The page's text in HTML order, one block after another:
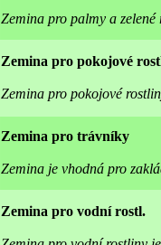
Zemina pro palmy a
Zemina pro pokojové
Zemina pro pokojové
Zemina pro trávníky
Zemina je vhodná pro
Zemina pro vodní rostl.